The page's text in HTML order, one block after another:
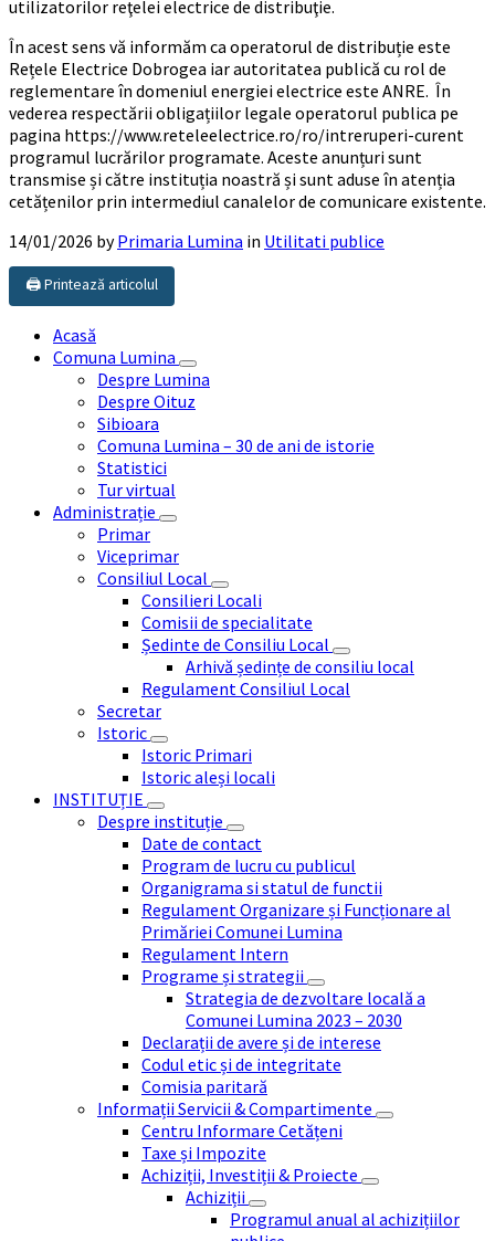
utilizatorilor reţelei electrice de distribuţie.
În acest sens vă informăm ca operatorul de distribuție este
Rețele Electrice Dobrogea iar autoritatea publică cu rol de
reglementare în domeniul energiei electrice este ANRE. În
vederea respectării obligațiilor legale operatorul publica pe
pagina https://www.reteleelectrice.ro/ro/intreruperi-curent
programul lucrărilor programate. Aceste anunțuri sunt
transmise și către instituția noastră și sunt aduse în atenția
cetățenilor prin intermediul canalelor de comunicare existente.
14/01/2026 byPrimaria Lumina in Utilitati publice
🖨️ Printează articolul
Acasă
Comuna Lumina
Despre Lumina
Despre Oituz
Sibioara
Comuna Lumina – 30 de ani de istorie
Statistici
Tur virtual
Administrație
Primar
Viceprimar
Consiliul Local
Consilieri Locali
Comisii de specialitate
Ședinte de Consiliu Local
Arhivă ședințe de consiliu local
Regulament Consiliul Local
Secretar
Istoric
Istoric Primari
Istoric aleși locali
INSTITUȚIE
Despre instituție
Date de contact
Program de lucru cu publicul
Organigrama si statul de functii
Regulament Organizare și Funcționare al
Primăriei Comunei Lumina
Regulament Intern
Programe și strategii
Strategia de dezvoltare locală a
Comunei Lumina 2023 – 2030
Declarații de avere și de interese
Codul etic și de integritate
Comisia paritară
Informații Servicii & Compartimente
Centru Informare Cetățeni
Taxe și Impozite
Achiziții, Investiții & Proiecte
Achiziții
Programul anual al achizițiilor